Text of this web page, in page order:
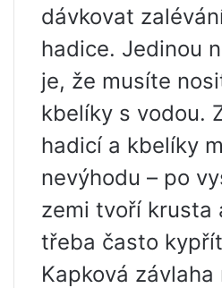
dávkovat
hadice. Jedinou
je, že musíte
kbelíky s vodou.
hadicí a kbelíky
nevýhodu – po
zemi tvoří krusta
třeba často
Kapková